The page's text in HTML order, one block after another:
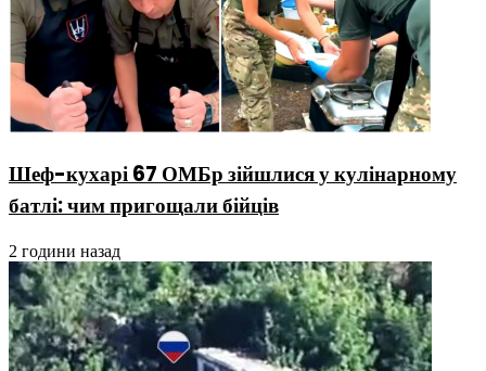
Шеф-кухарі 67 ОМБр зійшлися у кулінарному
батлі: чим пригощали бійців
2 години назад